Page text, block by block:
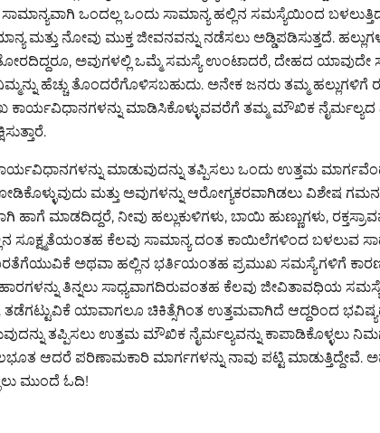
ಒಂದಲ್ಲ ಒಂದು ಸಾಮಾನ್ಯ ಹಲ್ಲಿನ ಸಮಸ್ಯೆಯಿಂದ
ಮತ್ತು ನೋವು ಮುಕ್ತ ಜೀವನವನ್ನು ನಡೆಸಲು ಅಡ್ಡಿಪಡಿಸುತ್ತದೆ.
ಅವುಗಳಲ್ಲಿ ಒಮ್ಮೆ ಸಮಸ್ಯೆ ಉಂಟಾದರೆ, ದೇಹದ ಯಾವುದೇ
ಹೆಚ್ಚು ತೊಂದರೆಗೊಳಿಸಬಹುದು. ಅನೇಕ ಜನರು ತಮ್ಮ ಹಲ್ಲುಗಳಿಗೆ
ಕಾರ್ಯವಿಧಾನಗಳನ್ನು ಮಾಡಿಸಿಕೊಳ್ಳುವವರೆಗೆ ತಮ್ಮ ಮೌಖಿಕ
ಮಾಡುವುದನ್ನು ತಪ್ಪಿಸಲು ಒಂದು ಉತ್ತಮ
ಮತ್ತು ಅವುಗಳನ್ನು ಆರೋಗ್ಯಕರವಾಗಿಡಲು ವಿಶೇಷ ಗಮನ
ಹಾಗೆ ಮಾಡದಿದ್ದರೆ, ನೀವು ಹಲ್ಲುಕುಳಿಗಳು, ಬಾಯಿ ಹುಣ್ಣುಗಳು,
ಸೂಕ್ಷ್ಮತೆಯಂತಹ ಕೆಲವು ಸಾಮಾನ್ಯ ದಂತ ಕಾಯಿಲೆಗಳಿಂದ ಬಳಲುವ
ಅಥವಾ ಹಲ್ಲಿನ ಭರ್ತಿಯಂತಹ ಪ್ರಮುಖ ಸಮಸ್ಯೆಗಳಿಗೆ
ತಿನ್ನಲು ಸಾಧ್ಯವಾಗದಿರುವಂತಹ ಕೆಲವು ಜೀವಿತಾವಧಿಯ
ಯಾವಾಗಲೂ ಚಿಕಿತ್ಸೆಗಿಂತ ಉತ್ತಮವಾಗಿದೆ ಆದ್ದರಿಂದ
ತಪ್ಪಿಸಲು ಉತ್ತಮ ಮೌಖಿಕ ನೈರ್ಮಲ್ಯವನ್ನು ಕಾಪಾಡಿಕೊಳ್ಳಲು
ಆದರೆ ಪರಿಣಾಮಕಾರಿ ಮಾರ್ಗಗಳನ್ನು ನಾವು ಪಟ್ಟಿ ಮಾಡುತ್ತಿದ್ದೇವೆ.
ಮುಂದೆ ಓದಿ!